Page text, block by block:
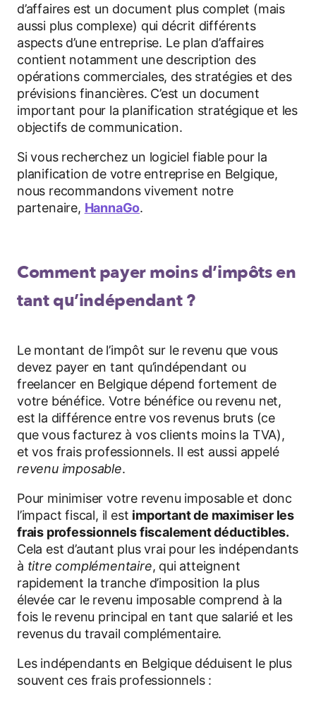
d’affaires est un document plus complet (mais
aussi plus complexe) qui décrit différents
aspects d’une entreprise. Le plan d’affaires
contient notamment une description des
opérations commerciales, des stratégies et des
prévisions financières. C’est un document
important pour la planification stratégique et les
objectifs de communication.
Si vous recherchez un logiciel fiable pour la
planification de votre entreprise en Belgique,
nous recommandons vivement notre
partenaire, HannaGo.
Comment payer moins d’impôts en
tant qu’indépendant ?
Le montant de l’impôt sur le revenu que vous
devez payer en tant qu’indépendant ou
freelancer en Belgique dépend fortement de
votre bénéfice. Votre bénéfice ou revenu net,
est la différence entre vos revenus bruts (ce
que vous facturez à vos clients moins la TVA),
et vos frais professionnels. Il est aussi appelé
revenu imposable.
Pour minimiser votre revenu imposable et donc
l’impact fiscal, il est important de maximiser les
frais professionnels fiscalement déductibles.
Cela est d’autant plus vrai pour les indépendants
à titre complémentaire, qui atteignent
rapidement la tranche d’imposition la plus
élevée car le revenu imposable comprend à la
fois le revenu principal en tant que salarié et les
revenus du travail complémentaire.
Les indépendants en Belgique déduisent le plus
souvent ces frais professionnels :